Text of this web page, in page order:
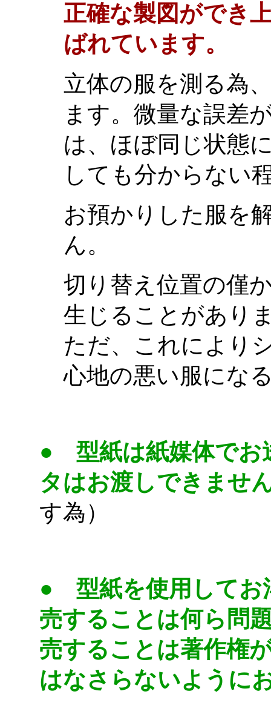
正確な製図ができ
ばれています。
立体の服を測る為
ます。微量な誤差
は、ほぼ同じ状態
しても分からない
お預かりした服を
ん。
切り替え位置の僅
生じることがあり
ただ、これにより
心地の悪い服にな
● 型紙は紙媒体で
タはお渡しできませ
す為）
● 型紙を使用して
売することは何ら問
売することは著作権
はなさらないように